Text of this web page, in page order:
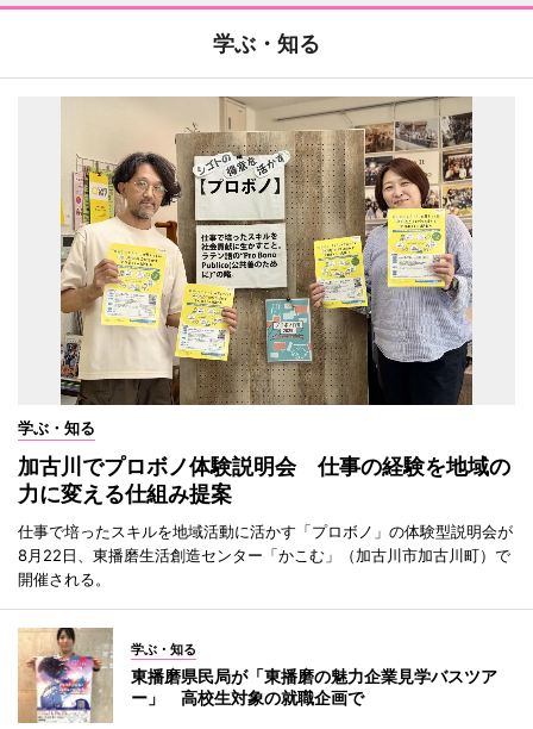
学ぶ・知る
学ぶ・知る
加古川でプロボノ体験説明会 仕事の経験を地域の
力に変える仕組み提案
仕事で培ったスキルを地域活動に活かす「プロボノ」の体験型説明会が
8月22日、東播磨生活創造センター「かこむ」（加古川市加古川町）で
開催される。
学ぶ・知る
東播磨県民局が「東播磨の魅力企業見学バスツア
ー」 高校生対象の就職企画で